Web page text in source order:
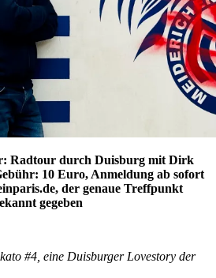
Radtour durch Duisburg mit Dirk
10 Euro, Anmeldung ab sofort
der genaue Treffpunkt
gegeben
#4, eine Duisburger Lovestory der